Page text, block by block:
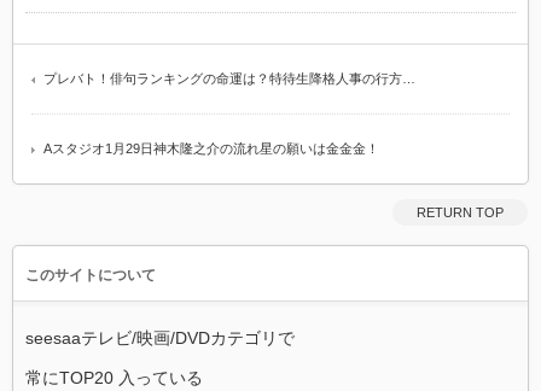
プレバト！俳句ランキングの命運は？特待生降格人事の行方…
Aスタジオ1月29日神木隆之介の流れ星の願いは金金金！
RETURN TOP
このサイトについて
seesaaテレビ/映画/DVDカテゴリで
常にTOP20 入っている